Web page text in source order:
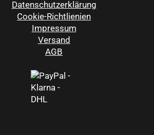
Datenschutzerklärung
Cookie-Richtlienien
Impressum
Versand
AGB